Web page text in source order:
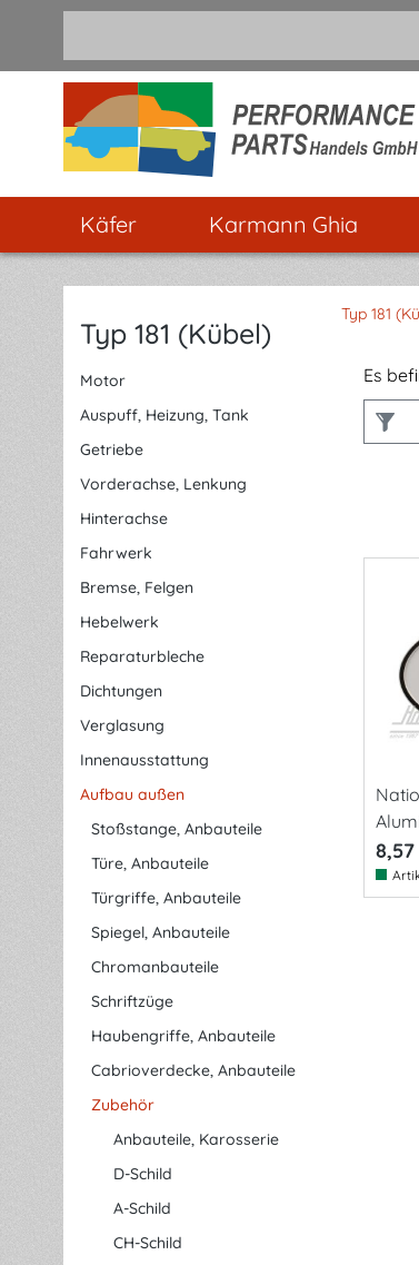
Käfer Karmann Ghia
Typ 181 (Kübel)
Motor
Auspuff, Heizung, Tank
Getriebe
Vorderachse, Lenkung
Hinterachse
Fahrwerk
Bremse, Felgen
Hebelwerk
Reparaturbleche
Dichtungen
Verglasung
Innenausstattung
Aufbau außen
Stoßstange, Anbauteile
Türe, Anbauteile
Türgriffe, Anbauteile
Spiegel, Anbauteile
Chromanbauteile
Schriftzüge
Haubengriffe, Anbauteile
Cabrioverdecke, Anbauteile
Zubehör
Anbauteile, Karosserie
D-Schild
A-Schild
CH-Schild
Typ 181
Es